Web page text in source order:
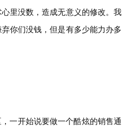
里没数，造成无意义的修改。我
你们没钱，但是有多少能力办多
一开始说要做一个酷炫的销售通